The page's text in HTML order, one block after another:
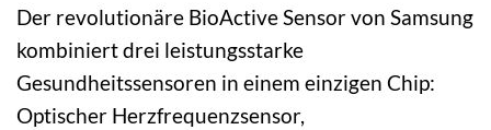
Der revolutionäre BioActive Sensor von Samsung
kombiniert drei leistungsstarke
Gesundheitssensoren in einem einzigen Chip:
Optischer Herzfrequenzsensor,